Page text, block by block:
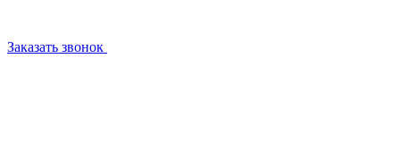
Заказать звонок